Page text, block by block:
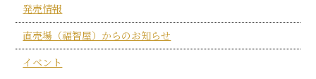
発売情報
直売場（福智屋）からのお知らせ
イベント